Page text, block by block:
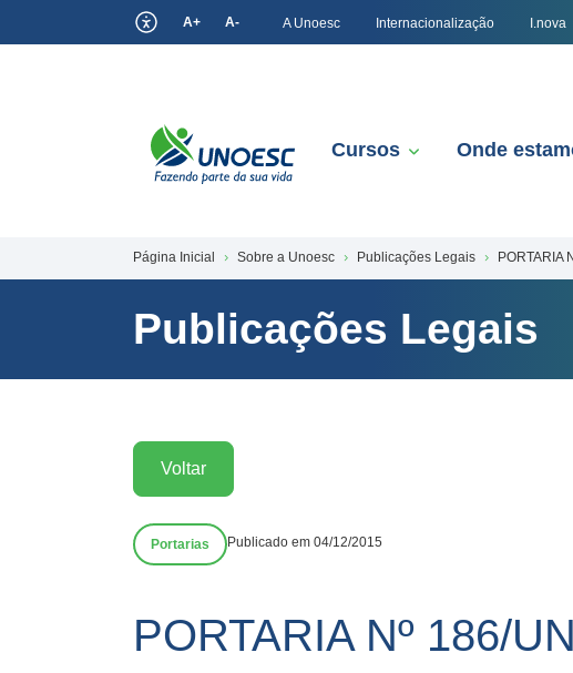
A+ A- A Unoesc Internacionalização I.nova
Cursos Onde
Página Inicial Sobre a Unoesc Publicações Legais PORTARIA
Publicações Legais
Voltar
Portarias Publicado em 04/12/2015
PORTARIA Nº 186/